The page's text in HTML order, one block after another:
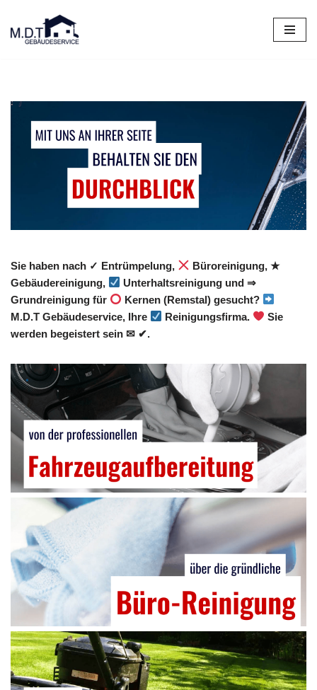
Zum
Sie haben nach ✓ Entrümpelung,
Büroreinigung, ★
Gebäudereinigung,
Unterhaltsreinigung und ⇒
Grundreinigung für
Kernen (Remstal) gesucht?
M.D.T Gebäudeservice, Ihre
Reinigungsfirma.
Sie
werden begeistert sein ✉ ✔.